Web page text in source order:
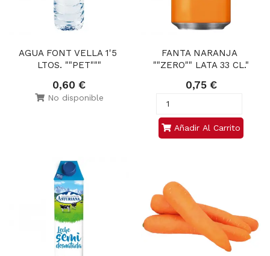
AGUA FONT VELLA 1'5
LTOS. ""PET"""
0,60 €
No disponible
FANTA NARANJA
""ZERO"" LATA 33 CL."
0,75 €
Añadir Al Carrito